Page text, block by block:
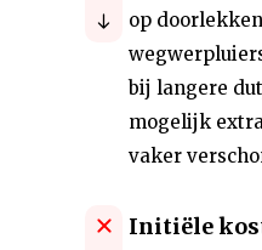
op
bij langere
mogelijk
vaker
Initiële